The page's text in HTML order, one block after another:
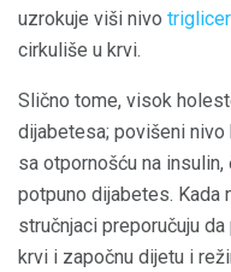
uzrokuje viši nivo
cirkuliše u krvi.
Slično tome, visok
dijabetesa; povišeni
sa otpornošću na
potpuno dijabetes. Kada
stručnjaci preporučuju
krvi i započnu dijetu i